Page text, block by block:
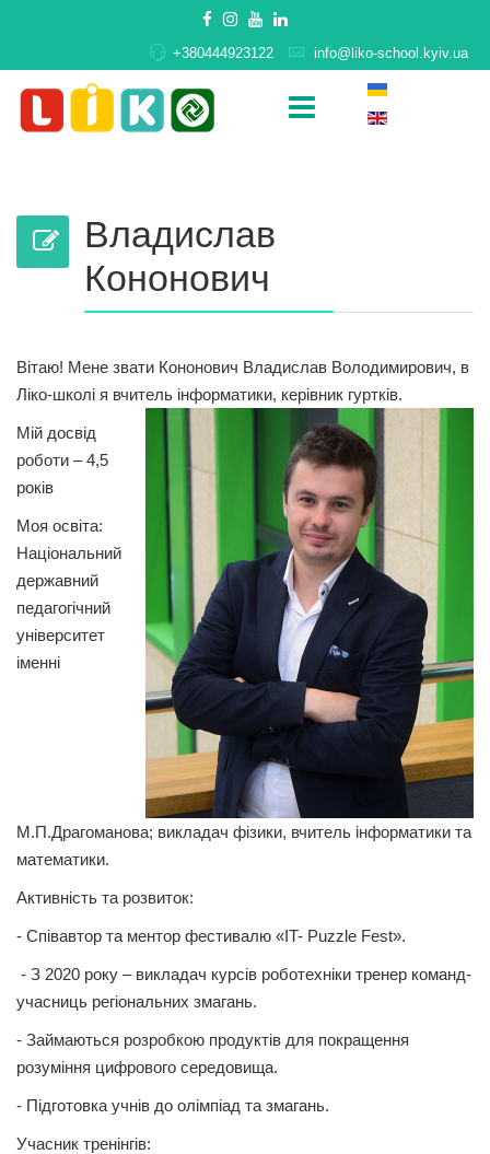
+380444923122 info@liko-school.kyiv.ua
Владислав
Кононович
Вітаю! Мене звати Кононович Владислав Володимирович, в
Ліко-школі я вчитель інформатики, керівник гуртків.
Мій досвід
роботи – 4,5
років
Моя освіта:
Національний
державний
педагогічний
університет
іменні
М.П.Драгоманова; викладач фізики, вчитель інформатики та
математики.
Активність та розвиток:
- Співавтор та ментор фестивалю «IT- Puzzle Fest».
- З 2020 року – викладач курсів роботехніки тренер команд-
учасниць регіональних змагань.
- Займаються розробкою продуктів для покращення
розуміння цифрового середовища.
- Підготовка учнів до олімпіад та змагань.
Учасник тренінгів: